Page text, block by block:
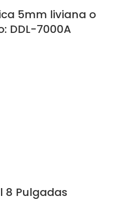
5mm liviana o
DDL-7000A
8 Pulgadas